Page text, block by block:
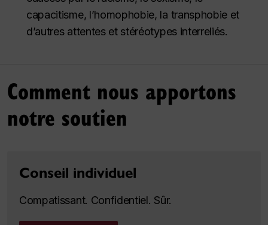
capacitisme, l’homophobie, la transphobie et
d’autres attentes et stéréotypes interreliés.
Comment nous apportons
notre soutien
Conseil individuel
Compatissant. Confidentiel. Sûr.